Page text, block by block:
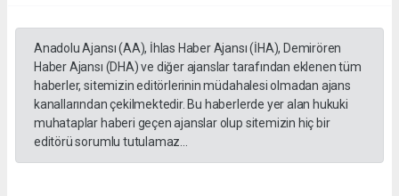
Anadolu Ajansı (AA), İhlas Haber Ajansı (İHA), Demirören
Haber Ajansı (DHA) ve diğer ajanslar tarafından eklenen tüm
haberler, sitemizin editörlerinin müdahalesi olmadan ajans
kanallarından çekilmektedir. Bu haberlerde yer alan hukuki
muhataplar haberi geçen ajanslar olup sitemizin hiç bir
editörü sorumlu tutulamaz...